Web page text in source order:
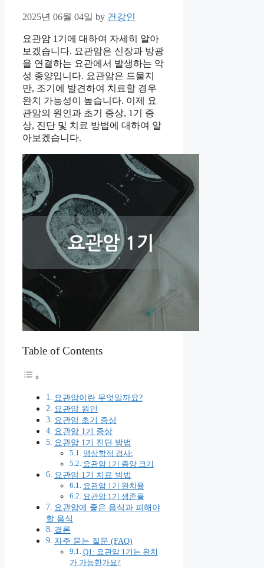
2025년 06월 04일 by 건강인
요관암 1기에 대하여 자세히 알아
보겠습니다. 요관암은 신장과 방광
을 연결하는 요관에서 발생하는 악
성 종양입니다. 요관암은 드물지
만, 조기에 발견하여 치료할 경우
완치 가능성이 높습니다. 이제 요
관암의 원인과 초기 증상, 1기 증
상, 진단 및 치료 방법에 대하여 알
아보겠습니다.
Table of Contents
요관암이란 무엇일까요?
요관암 원인
요관암 초기 증상
요관암 1기 증상
요관암 1기 진단 방법
영상학적 검사:
요관암 1기 종양 크기
요관암 1기 치료 방법
요관암 1기 완치율
요관암 1기 생존율
요관암에 좋은 음식과 피해야
할 음식
결론
자주 묻는 질문 (FAQ)
Q1: 요관암 1기는 완치
가 가능한가요?